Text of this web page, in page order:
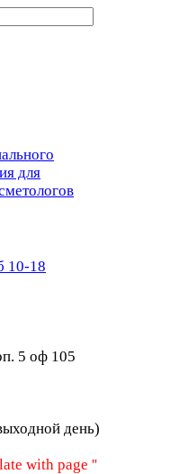
10-18
5 оф 105
день)
with page ''